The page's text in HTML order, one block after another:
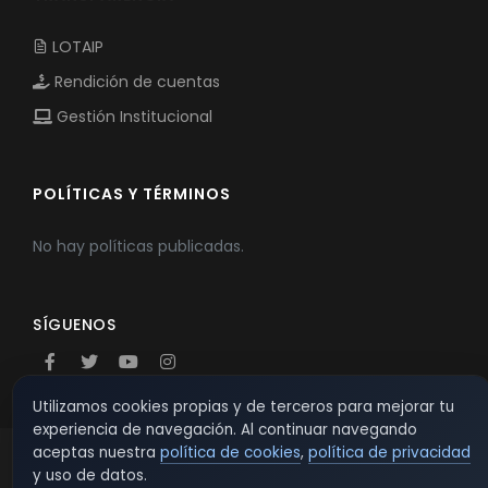
LOTAIP
Rendición de cuentas
Gestión Institucional
POLÍTICAS Y TÉRMINOS
No hay políticas publicadas.
SÍGUENOS
© 2026 TSW - TecnoServiWeb. All Rights Reserved.
Utilizamos cookies propias y de terceros para mejorar tu
experiencia de navegación. Al continuar navegando
aceptas nuestra política de cookies, política de privacidad
y uso de datos.